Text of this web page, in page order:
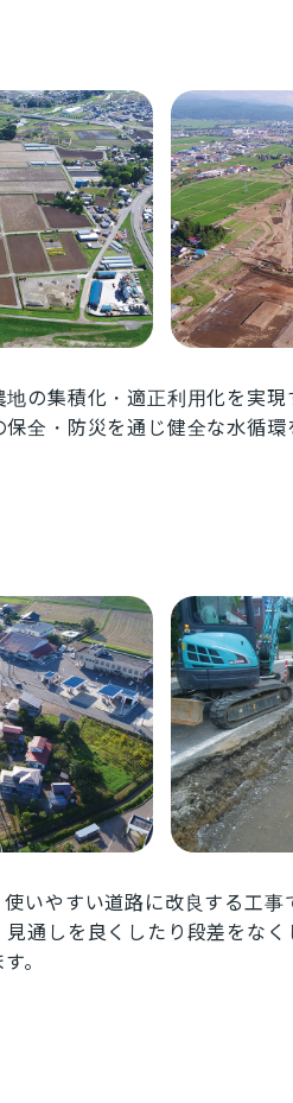
の集積化・適正利用化を実
全・防災を通じ健全な水循環
いやすい道路に改良する工
通しを良くしたり段差をなく
。